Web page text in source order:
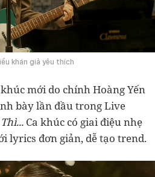
khán giả yêu thích
mới do chính Hoàng Yến
bày lần đầu trong Live
Ca khúc có giai điệu nhẹ
lyrics đơn giản, dễ tạo trend.